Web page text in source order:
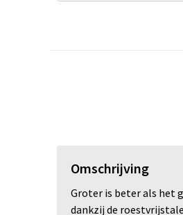
Omschrijving
Groter is beter als het
dankzij de